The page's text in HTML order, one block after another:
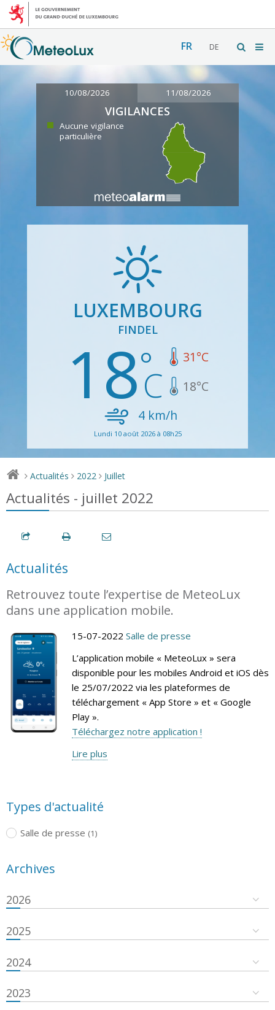
FR DE
10/08/2026 11/08/2026
VIGILANCES
Aucune vigilance
particulière
LUXEMBOURG
FINDEL
18 31°C
18°C
4 km/h
Lundi 10 août 2026 à 08h25
> Actualités > 2022 > Juillet
Actualités - juillet 2022
Actualités
Retrouvez toute l’expertise de MeteoLux
dans une application mobile.
15-07-2022 Salle de presse
L’application mobile « MeteoLux » sera
disponible pour les mobiles Android et iOS dès
le 25/07/2022 via les plateformes de
téléchargement « App Store » et « Google
Play ».
Téléchargez notre application !
Lire plus
Types d'actualité
Salle de presse (1)
Archives
2026
2025
2024
2023